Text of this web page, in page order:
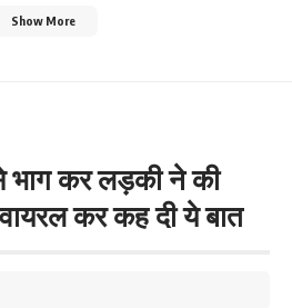
Show More
कर लड़की ने की
वायरल कर कह दी ये बात